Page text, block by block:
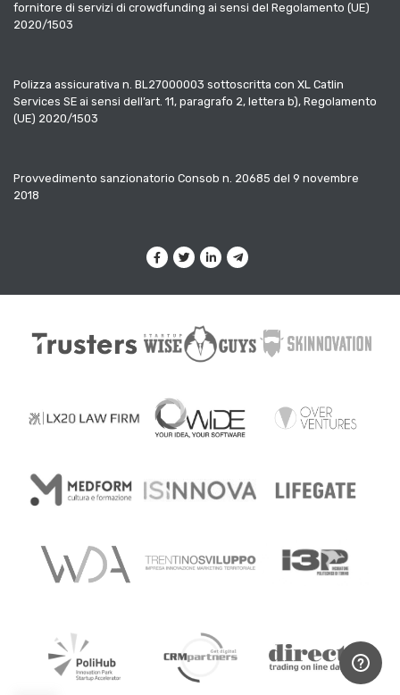
fornitore di servizi di crowdfunding ai sensi del Regolamento (UE)
2020/1503
Polizza assicurativa n. BL27000003 sottoscritta con XL Catlin
Services SE ai sensi dell’art. 11, paragrafo 2, lettera b), Regolamento
(UE) 2020/1503
Provvedimento sanzionatorio Consob n. 20685 del 9 novembre
2018